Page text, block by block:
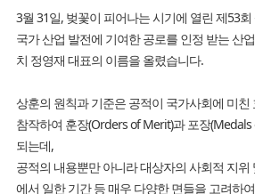
3월 31일, 벚꽃이 피어나는 시기에 열린 제53
국가 산업 발전에 기여한 공로를 인정 받는 산
치 정영재 대표의 이름을 올렸습니다.
상훈의 원칙과 기준은 공적이 국가사회에 미친
참작하여 훈장(Orders of Merit)과 포장
되는데,
공적의 내용뿐만 아니라 대상자의 사회적 지위
에서 일한 기간 등 매우 다양한 면들을 고려하